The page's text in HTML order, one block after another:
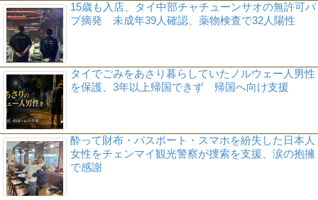
15歳も入店、タイ中部チャチューンサオの無許可パ
ブ摘発 未成年39人確認、薬物検査で32人陽性
タイでごみをあさり暮らしていたノルウェー人男性
を保護、3年以上帰国できず 帰国へ向け支援
酔って財布・パスポート・スマホを紛失した日本人
女性をチェンマイ観光警察が捜索を支援、涙の抱擁
で感謝